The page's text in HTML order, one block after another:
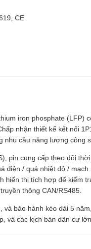
CE
iron phosphate (LFP)
nhận thiết kế kết nối
cầu năng lượng công
pin cung cấp theo dõi
điện / quá nhiệt độ /
hiển thị tích hợp để kiểm
thông CAN/RS485.
bảo hành kéo dài 5
và các kịch bản dân cư lớn.